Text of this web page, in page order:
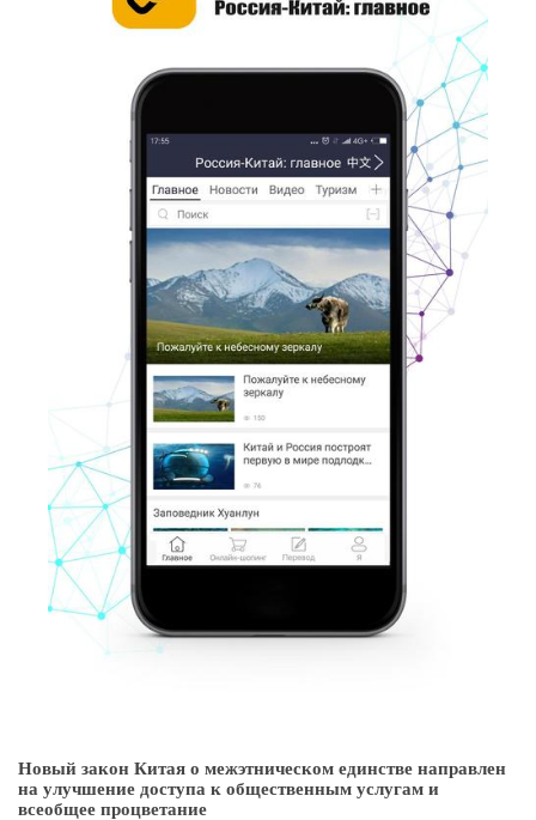
Новый закон Китая о межэтническом единстве направлен
на улучшение доступа к общественным услугам и
всеобщее процветание